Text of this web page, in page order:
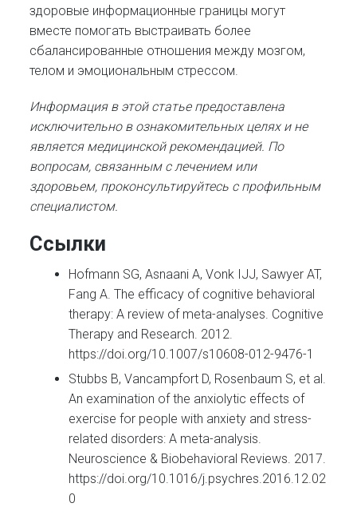
здоровые информационные границы могут
вместе помогать выстраивать более
сбалансированные отношения между мозгом,
телом и эмоциональным стрессом.
Информация в этой статье предоставлена
исключительно в ознакомительных целях и не
является медицинской рекомендацией. По
вопросам, связанным с лечением или
здоровьем, проконсультируйтесь с профильным
специалистом.
Ссылки
Hofmann SG, Asnaani A, Vonk IJJ, Sawyer AT,
Fang A. The efficacy of cognitive behavioral
therapy: A review of meta-analyses. Cognitive
Therapy and Research. 2012.
https://doi.org/10.1007/s10608-012-9476-1
Stubbs B, Vancampfort D, Rosenbaum S, et al.
An examination of the anxiolytic effects of
exercise for people with anxiety and stress-
related disorders: A meta-analysis.
Neuroscience & Biobehavioral Reviews. 2017.
https://doi.org/10.1016/j.psychres.2016.12.02
0